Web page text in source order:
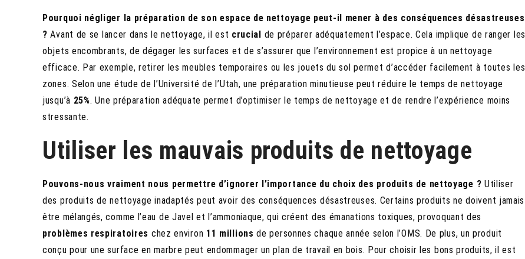
Pourquoi négliger la préparation de son espace de nettoyage peut-il mener à des conséquences désastreuses
? Avant de se lancer dans le nettoyage, il est crucial de préparer adéquatement l’espace. Cela implique de ranger les
objets encombrants, de dégager les surfaces et de s’assurer que l’environnement est propice à un nettoyage
efficace. Par exemple, retirer les meubles temporaires ou les jouets du sol permet d’accéder facilement à toutes les
zones. Selon une étude de l’Université de l’Utah, une préparation minutieuse peut réduire le temps de nettoyage
jusqu’à 25%. Une préparation adéquate permet d’optimiser le temps de nettoyage et de rendre l’expérience moins
stressante.
Utiliser les mauvais produits de nettoyage
Pouvons-nous vraiment nous permettre d’ignorer l’importance du choix des produits de nettoyage ? Utiliser
des produits de nettoyage inadaptés peut avoir des conséquences désastreuses. Certains produits ne doivent jamais
être mélangés, comme l’eau de Javel et l’ammoniaque, qui créent des émanations toxiques, provoquant des
problèmes respiratoires chez environ 11 millions de personnes chaque année selon l’OMS. De plus, un produit
conçu pour une surface en marbre peut endommager un plan de travail en bois. Pour choisir les bons produits, il est